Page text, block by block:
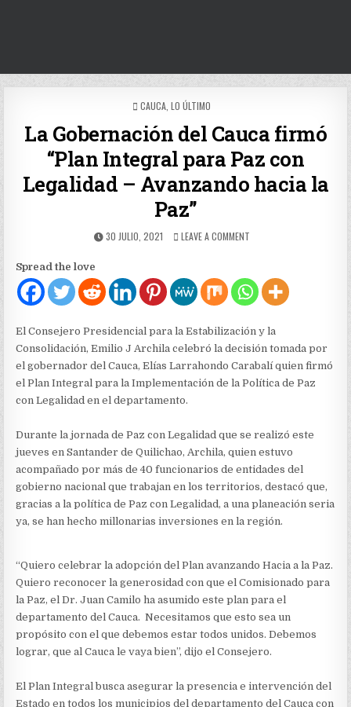
POSTED
CAUCA LO ÚLTIMO
La Gobernación del Cauca firmó
“Plan Integral para Paz con
Legalidad – Avanzando hacia la
Paz”
PUBLISHED
30 JULIO, 2021 LEAVE A COMMENTON
DEL
CAUCA
FIRMÓ
INTEGRAL
PARA
PAZ
CON
LEGALIDAD
LA
PAZ”
Spread the love
El Consejero Presidencial para la Estabilización y la
Consolidación, Emilio J Archila celebró la decisión tomada por
el gobernador del Cauca, Elías Larrahondo Carabalí quien firmó
el Plan Integral para la Implementación de la Política de Paz
con Legalidad en el departamento.
Durante la jornada de Paz con Legalidad que se realizó este
jueves en Santander de Quilichao, Archila, quien estuvo
acompañado por más de 40 funcionarios de entidades del
gobierno nacional que trabajan en los territorios, destacó que,
gracias a la política de Paz con Legalidad, a una planeación seria
ya, se han hecho millonarias inversiones en la región.
“Quiero celebrar la adopción del Plan avanzando Hacia a la Paz.
Quiero reconocer la generosidad con que el Comisionado para
la Paz, el Dr. Juan Camilo ha asumido este plan para el
departamento del Cauca. Necesitamos que esto sea un
propósito con el que debemos estar todos unidos. Debemos
lograr, que al Cauca le vaya bien”, dijo el Consejero.
El Plan Integral busca asegurar la presencia e intervención del
Estado en todos los municipios del departamento del Cauca con